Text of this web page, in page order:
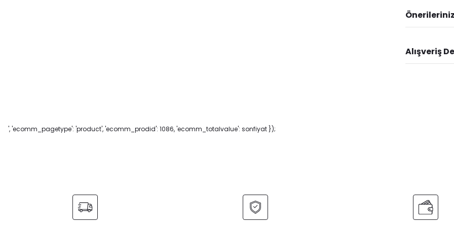
Önerileriniz
Alışveriş
', 'ecomm_pagetype': 'product', 'ecomm_prodid': 1086, 'ecomm_totalvalue': sonfiyat });